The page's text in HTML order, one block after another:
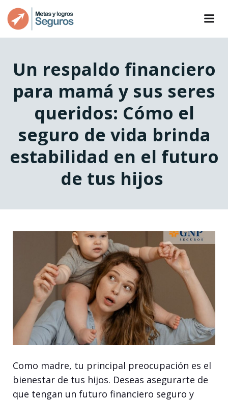
Un respaldo financiero
para mamá y sus seres
queridos: Cómo el
seguro de vida brinda
estabilidad en el futuro
de tus hijos
Como madre, tu principal preocupación es el
bienestar de tus hijos. Deseas asegurarte de
que tengan un futuro financiero seguro y